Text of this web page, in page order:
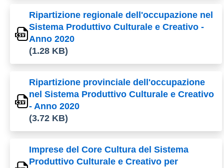
Ripartizione regionale dell'occupazione nel
Sistema Produttivo Culturale e Creativo -
Anno 2020
(1.28 KB)
Ripartizione provinciale dell'occupazione
nel Sistema Produttivo Culturale e Creativo
- Anno 2020
(3.72 KB)
Imprese del Core Cultura del Sistema
Produttivo Culturale e Creativo per